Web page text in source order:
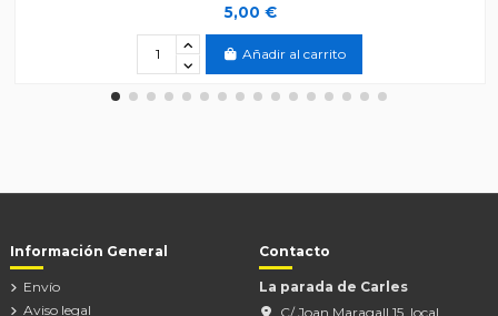
5,00 €
Añadir al carrito
Información General
Envío
Aviso legal
Contacto
La parada de Carles
C/ Joan Maragall 15, local